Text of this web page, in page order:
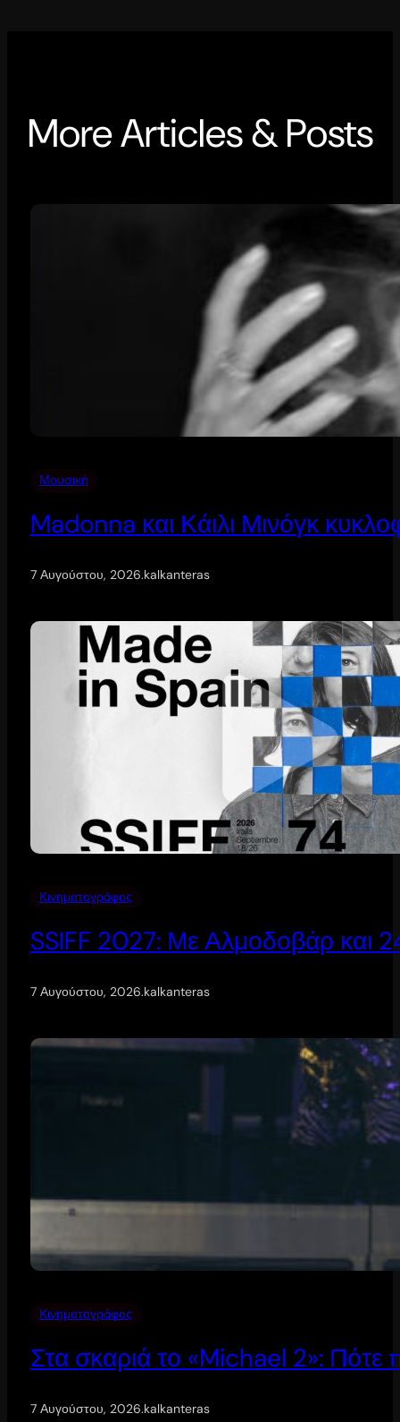
More Articles & Posts
Μουσική
Madonna και Κάιλι Μινόγκ
7 Αυγούστου, 2026.kalkanteras
Κινηματογράφος
SSIFF 2027: Με Αλμοδοβάρ και 24
7 Αυγούστου, 2026.kalkanteras
Κινηματογράφος
Στα σκαριά το «Michael 2»: Πότε
7 Αυγούστου, 2026.kalkanteras